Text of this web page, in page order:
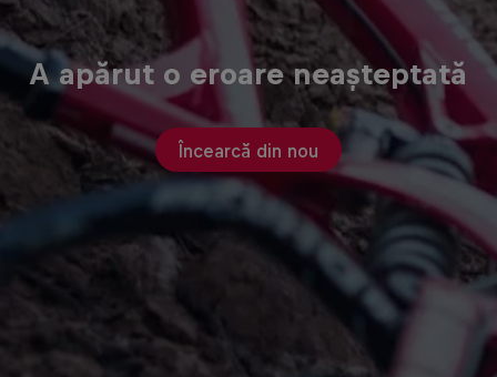
A apărut o eroare neașteptată
Încearcă din nou